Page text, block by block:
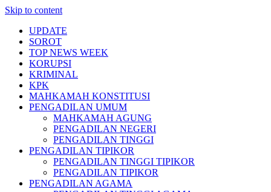
Skip to content
UPDATE
SOROT
TOP NEWS WEEK
KORUPSI
KRIMINAL
KPK
MAHKAMAH KONSTITUSI
PENGADILAN UMUM
MAHKAMAH AGUNG
PENGADILAN NEGERI
PENGADILAN TINGGI
PENGADILAN TIPIKOR
PENGADILAN TINGGI TIPIKOR
PENGADILAN TIPIKOR
PENGADILAN AGAMA